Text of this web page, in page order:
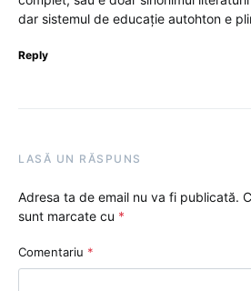
dar sistemul de educație autohton e
Reply
LASĂ UN RĂSPUNS
Adresa ta de email nu va fi publicată.
sunt marcate cu *
Comentariu *